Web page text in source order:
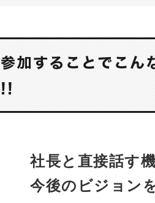
社長と直接話す
今後のビジョン